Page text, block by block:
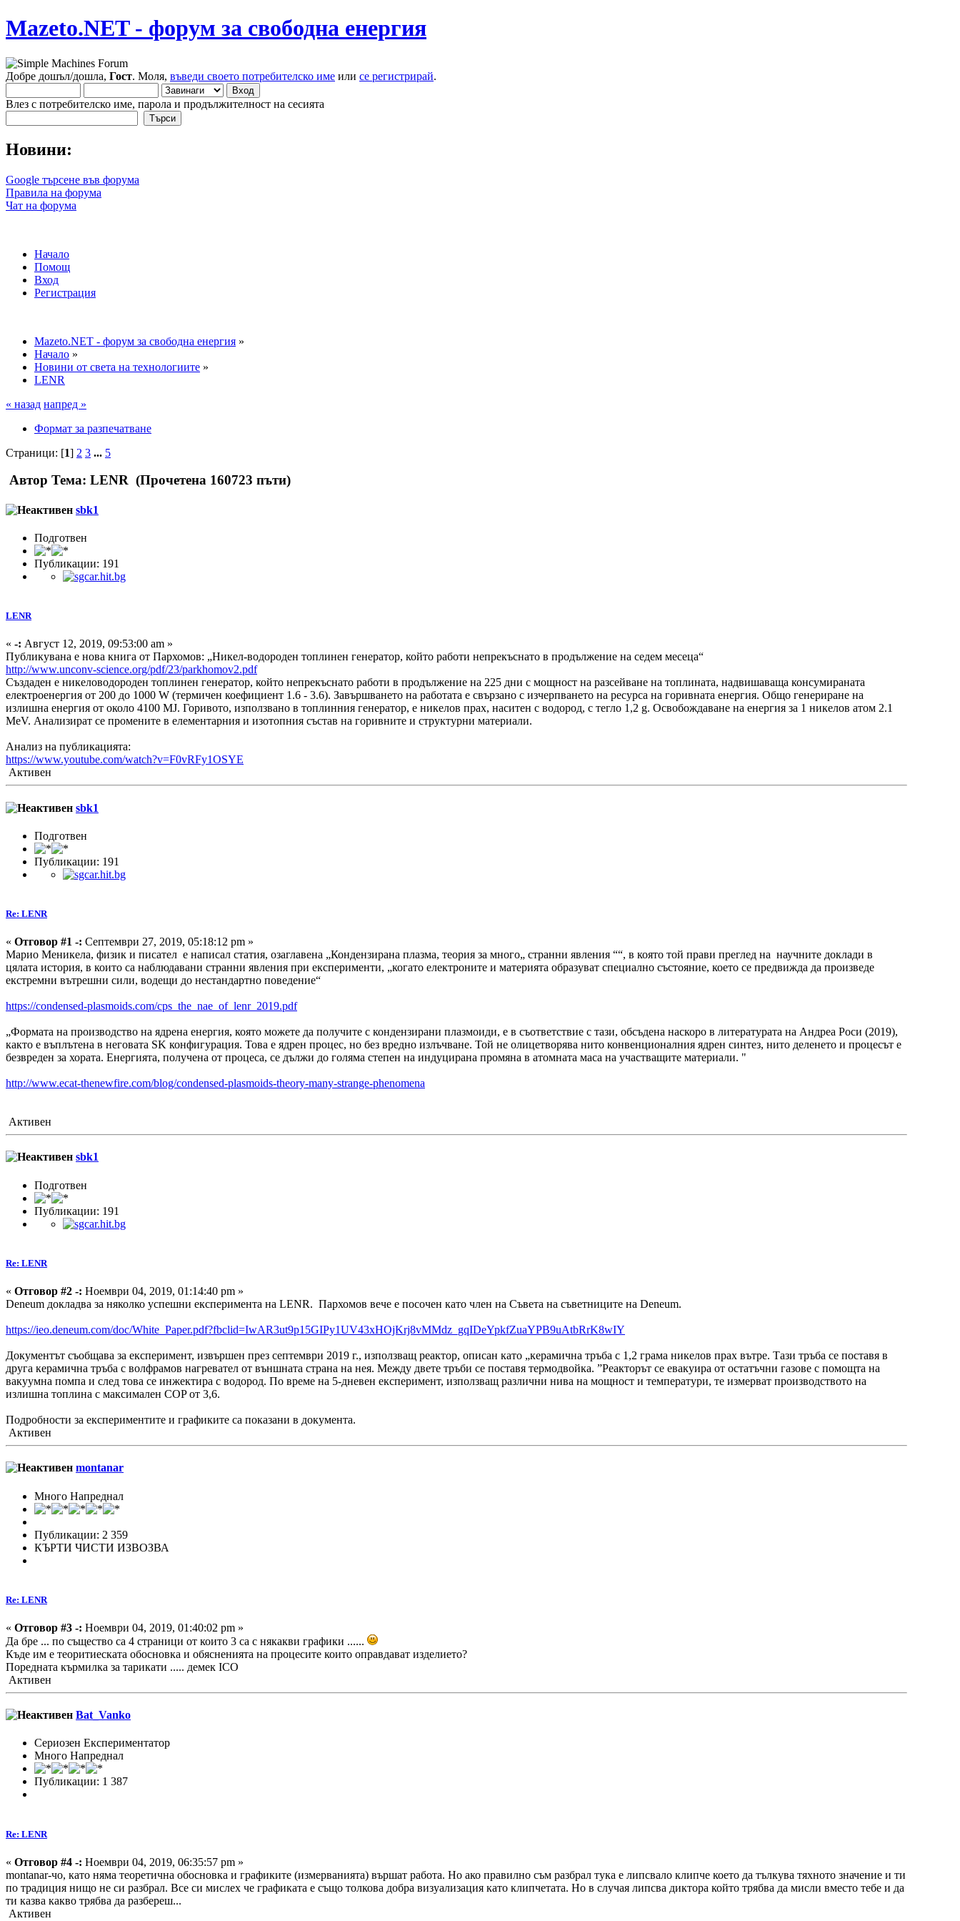
Mazeto.NET - форум за свободна енергия
Добре дошъл/дошла, Гост. Моля, въведи своето потребителско име или се регистрирай.
Влез с потребителско име, парола и продължителност на сесията
Новини:
Google търсене във форума
Правила на форума
Чат на форума
Начало
Помощ
Вход
Регистрация
Mazeto.NET - форум за свободна енергия »
Начало »
Новини от света на технологиите »
LENR
« назад напред »
Формат за разпечатване
Страници: [1] 2 3 ... 5
Автор Тема: LENR (Прочетена 160723 пъти)
sbk1
Подготвен
Публикации: 191
LENR
« -: Август 12, 2019, 09:53:00 am »
Публикувана е нова книга от Пархомов: „Никел-водороден топлинен генератор, който работи непрекъснато в продължение на седем месеца“
http://www.unconv-science.org/pdf/23/parkhomov2.pdf
Създаден е никеловодороден топлинен генератор, който непрекъснато работи в продължение на 225 дни с мощност на разсейване на топлината, надвишаваща консумираната
електроенергия от 200 до 1000 W (термичен коефициент 1.6 - 3.6). Завършването на работата е свързано с изчерпването на ресурса на горивната енергия. Общо генериране на
излишна енергия от около 4100 MJ. Горивото, използвано в топлинния генератор, е никелов прах, наситен с водород, с тегло 1,2 g. Освобождаване на енергия за 1 никелов атом 2.1
MeV. Анализират се промените в елементарния и изотопния състав на горивните и структурни материали.
Анализ на публикацията:
https://www.youtube.com/watch?v=F0vRFy1OSYE
Активен
sbk1
Подготвен
Публикации: 191
Re: LENR
« Отговор #1 -: Септември 27, 2019, 05:18:12 pm »
Марио Меникела, физик и писател е написал статия, озаглавена „Кондензирана плазма, теория за много„ странни явления ““, в която той прави преглед на научните доклади в
цялата история, в които са наблюдавани странни явления при експерименти, „когато електроните и материята образуват специално състояние, което се предвижда да произведе
екстремни вътрешни сили, водещи до нестандартно поведение“
https://condensed-plasmoids.com/cps_the_nae_of_lenr_2019.pdf
„Формата на производство на ядрена енергия, която можете да получите с кондензирани плазмоиди, е в съответствие с тази, обсъдена наскоро в литературата на Андреа Роси (2019),
както е въплътена в неговата SK конфигурация. Това е ядрен процес, но без вредно излъчване. Той не олицетворява нито конвенционалния ядрен синтез, нито деленето и процесът е
безвреден за хората. Енергията, получена от процеса, се дължи до голяма степен на индуцирана промяна в атомната маса на участващите материали. "
http://www.ecat-thenewfire.com/blog/condensed-plasmoids-theory-many-strange-phenomena
Активен
sbk1
Подготвен
Публикации: 191
Re: LENR
« Отговор #2 -: Ноември 04, 2019, 01:14:40 pm »
Deneum докладва за няколко успешни експеримента на LENR. Пархомов вече е посочен като член на Съвета на съветниците на Deneum.
https://ieo.deneum.com/doc/White_Paper.pdf?fbclid=IwAR3ut9p15GIPy1UV43xHOjKrj8vMMdz_gqIDeYpkfZuaYPB9uAtbRrK8wIY
Документът съобщава за експеримент, извършен през септември 2019 г., използващ реактор, описан като „керамична тръба с 1,2 грама никелов прах вътре. Тази тръба се поставя в
друга керамична тръба с волфрамов нагревател от външната страна на нея. Между двете тръби се поставя термодвойка. ”Реакторът се евакуира от остатъчни газове с помощта на
вакуумна помпа и след това се инжектира с водород. По време на 5-дневен експеримент, използващ различни нива на мощност и температури, те измерват производството на
излишна топлина с максимален COP от 3,6.
Подробности за експериментите и графиките са показани в документа.
Активен
montanar
Много Напреднал
Публикации: 2 359
КЪРТИ ЧИСТИ ИЗВОЗВА
Re: LENR
« Отговор #3 -: Ноември 04, 2019, 01:40:02 pm »
Да бре ... по същество са 4 страници от които 3 са с някакви графики ......
Къде им е теоритиеската обосновка и обясненията на процесите които оправдават изделието?
Поредната кърмилка за тарикати ..... демек ICO
Активен
Bat_Vanko
Сериозен Експериментатор
Много Напреднал
Публикации: 1 387
Re: LENR
« Отговор #4 -: Ноември 04, 2019, 06:35:57 pm »
montanar-чо, като няма теоретична обосновка и графиките (измерванията) вършат работа. Но ако правилно съм разбрал тука е липсвало клипче което да тълкува тяхното значение и ти
по традиция нищо не си разбрал. Все си мислех че графиката е също толкова добра визуализация като клипчетата. Но в случая липсва диктора който трябва да мисли вместо тебе и да
ти казва какво трябва да разбереш...
Активен